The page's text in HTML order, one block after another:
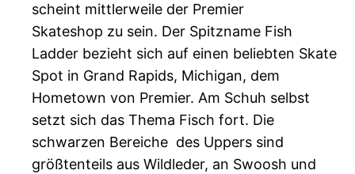
scheint mittlerweile der Premier
Skateshop zu sein. Der Spitzname Fish
Ladder bezieht sich auf einen beliebten Skate
Spot in Grand Rapids, Michigan, dem
Hometown von Premier. Am Schuh selbst
setzt sich das Thema Fisch fort. Die
schwarzen Bereiche des Uppers sind
größtenteils aus Wildleder, an Swoosh und